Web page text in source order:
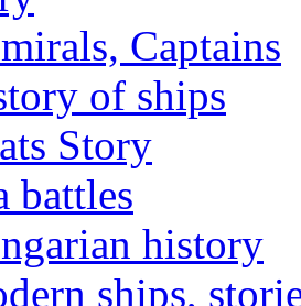
Captains
of ships
Story
battles
history
ships,